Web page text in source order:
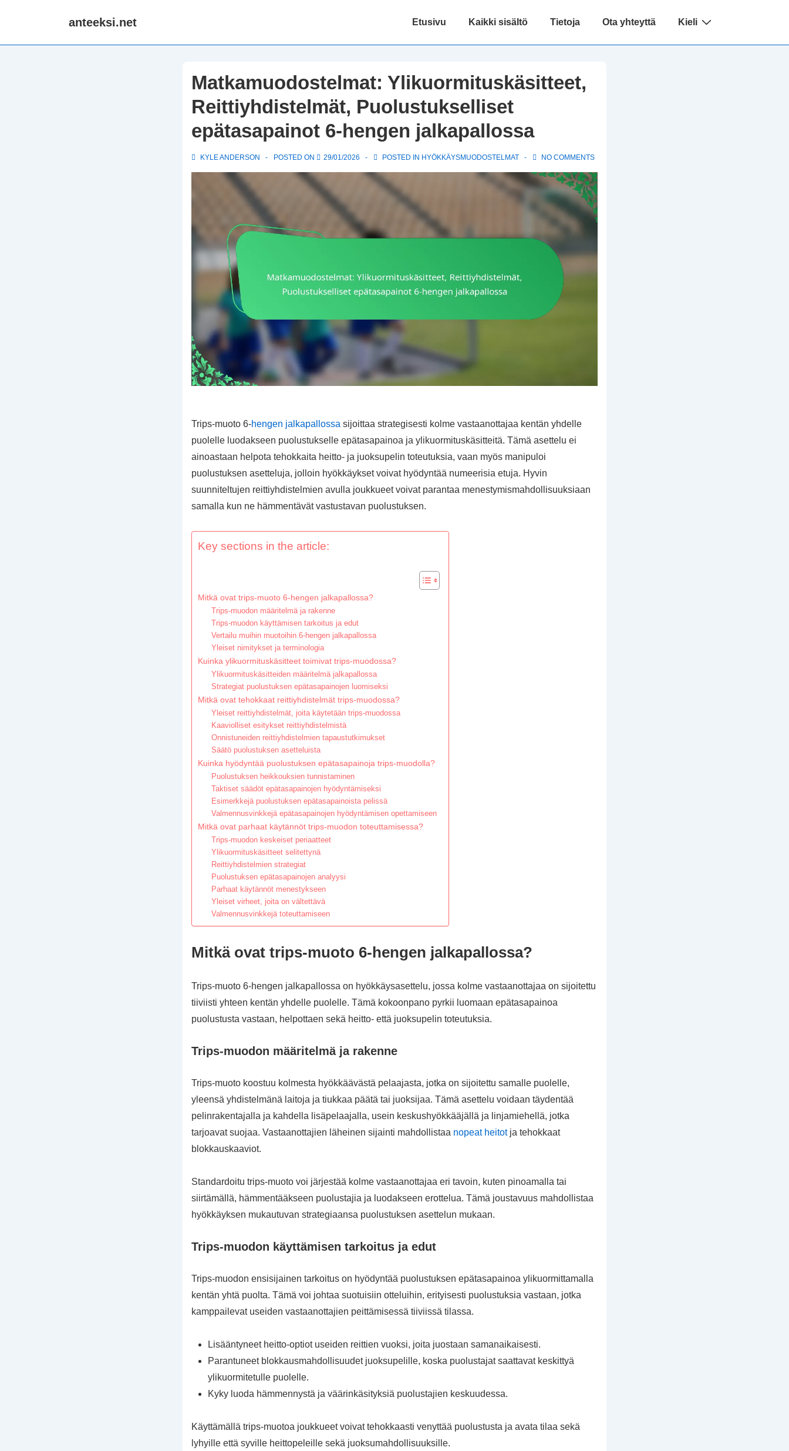
anteeksi.net
Main
Etusivu Kaikki sisältö Tietoja Ota yhteyttä Kieli
Matkamuodostelmat: Ylikuormituskäsitteet,
Reittiyhdistelmät, Puolustukselliset
epätasapainot 6-hengen jalkapallossa
KYLE ANDERSON POSTED ON 29/01/2026 POSTED IN HYÖKKÄYSMUODOSTELMAT NO COMMENTS
Trips-muoto 6-hengen jalkapallossa sijoittaa strategisesti kolme vastaanottajaa kentän yhdelle
puolelle luodakseen puolustukselle epätasapainoa ja ylikuormituskäsitteitä. Tämä asettelu ei
ainoastaan helpota tehokkaita heitto- ja juoksupelin toteutuksia, vaan myös manipuloi
puolustuksen asetteluja, jolloin hyökkäykset voivat hyödyntää numeerisia etuja. Hyvin
suunniteltujen reittiyhdistelmien avulla joukkueet voivat parantaa menestymismahdollisuuksiaan
samalla kun ne hämmentävät vastustavan puolustuksen.
Key sections in the article:
Mitkä ovat trips-muoto 6-hengen jalkapallossa?
Trips-muodon määritelmä ja rakenne
Trips-muodon käyttämisen tarkoitus ja edut
Vertailu muihin muotoihin 6-hengen jalkapallossa
Yleiset nimitykset ja terminologia
Kuinka ylikuormituskäsitteet toimivat trips-muodossa?
Ylikuormituskäsitteiden määritelmä jalkapallossa
Strategiat puolustuksen epätasapainojen luomiseksi
Mitkä ovat tehokkaat reittiyhdistelmät trips-muodossa?
Yleiset reittiyhdistelmät, joita käytetään trips-muodossa
Kaaviolliset esitykset reittiyhdistelmistä
Onnistuneiden reittiyhdistelmien tapaustutkimukset
Säätö puolustuksen asetteluista
Kuinka hyödyntää puolustuksen epätasapainoja trips-muodolla?
Puolustuksen heikkouksien tunnistaminen
Taktiset säädöt epätasapainojen hyödyntämiseksi
Esimerkkejä puolustuksen epätasapainoista pelissä
Valmennusvinkkejä epätasapainojen hyödyntämisen opettamiseen
Mitkä ovat parhaat käytännöt trips-muodon toteuttamisessa?
Trips-muodon keskeiset periaatteet
Ylikuormituskäsitteet selitettynä
Reittiyhdistelmien strategiat
Puolustuksen epätasapainojen analyysi
Parhaat käytännöt menestykseen
Yleiset virheet, joita on vältettävä
Valmennusvinkkejä toteuttamiseen
Mitkä ovat trips-muoto 6-hengen jalkapallossa?
Trips-muoto 6-hengen jalkapallossa on hyökkäysasettelu, jossa kolme vastaanottajaa on sijoitettu
tiiviisti yhteen kentän yhdelle puolelle. Tämä kokoonpano pyrkii luomaan epätasapainoa
puolustusta vastaan, helpottaen sekä heitto- että juoksupelin toteutuksia.
Trips-muodon määritelmä ja rakenne
Trips-muoto koostuu kolmesta hyökkäävästä pelaajasta, jotka on sijoitettu samalle puolelle,
yleensä yhdistelmänä laitoja ja tiukkaa päätä tai juoksijaa. Tämä asettelu voidaan täydentää
pelinrakentajalla ja kahdella lisäpelaajalla, usein keskushyökkääjällä ja linjamiehellä, jotka
tarjoavat suojaa. Vastaanottajien läheinen sijainti mahdollistaa nopeat heitotja tehokkaat
blokkauskaaviot.
Standardoitu trips-muoto voi järjestää kolme vastaanottajaa eri tavoin, kuten pinoamalla tai
siirtämällä, hämmentääkseen puolustajia ja luodakseen erottelua. Tämä joustavuus mahdollistaa
hyökkäyksen mukautuvan strategiaansa puolustuksen asettelun mukaan.
Trips-muodon käyttämisen tarkoitus ja edut
Trips-muodon ensisijainen tarkoitus on hyödyntää puolustuksen epätasapainoa ylikuormittamalla
kentän yhtä puolta. Tämä voi johtaa suotuisiin otteluihin, erityisesti puolustuksia vastaan, jotka
kamppailevat useiden vastaanottajien peittämisessä tiiviissä tilassa.
Lisääntyneet heitto-optiot useiden reittien vuoksi, joita juostaan samanaikaisesti.
Parantuneet blokkausmahdollisuudet juoksupelille, koska puolustajat saattavat keskittyä
ylikuormitetulle puolelle.
Kyky luoda hämmennystä ja väärinkäsityksiä puolustajien keskuudessa.
Käyttämällä trips-muotoa joukkueet voivat tehokkaasti venyttää puolustusta ja avata tilaa sekä
lyhyille että syville heittopeleille sekä juoksumahdollisuuksille.